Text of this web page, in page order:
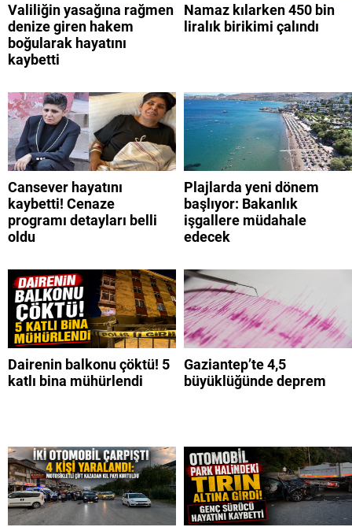
Valiliğin yasağına rağmen
denize giren hakem
boğularak hayatını
kaybetti
Namaz kılarken 450 bin
liralık birikimi çalındı
Cansever hayatını
kaybetti! Cenaze
programı detayları belli
oldu
Plajlarda yeni dönem
başlıyor: Bakanlık
işgallere müdahale
edecek
Dairenin balkonu çöktü! 5
katlı bina mühürlendi
Gaziantep’te 4,5
büyüklüğünde deprem